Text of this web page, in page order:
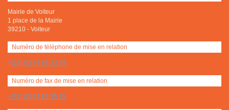
Mairie de Voiteur
1 place de la Mairie
39210 - Voiteur
Numéro de téléphone de mise en relation
+(33) 03 84 85 23 78
Numéro de fax de mise en relation
+(33) 03 84 85 25 15